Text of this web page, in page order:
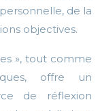
de la
objectives.
», tout comme
offre un
de réflexion